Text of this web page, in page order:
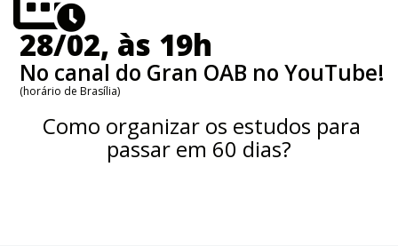
28/02, às 19h
No canal do Gran OAB no YouTube!
(horário de Brasília)
Como organizar os estudos para
passar em 60 dias?